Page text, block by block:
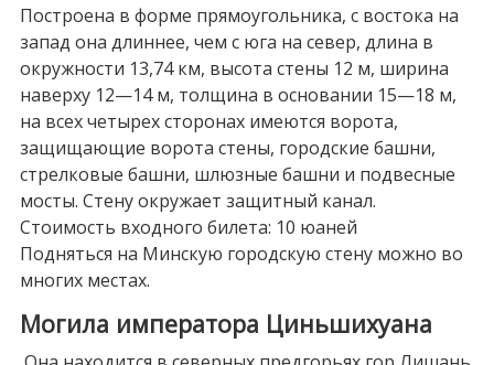
Построена в форме прямоугольника, с востока на
запад она длиннее, чем с юга на север, длина в
окружности 13,74 км, высота стены 12 м, ширина
наверху 12—14 м, толщина в основании 15—18 м,
на всех четырех сторонах имеются ворота,
защищающие ворота стены, городские башни,
стрелковые башни, шлюзные башни и подвесные
мосты. Стену окружает защитный канал.
Стоимость входного билета: 10 юаней
Подняться на Минскую городскую стену можно во
многих местах.
Могила императора Циньшихуана